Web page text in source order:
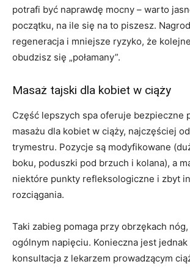
potrafi być naprawdę mocny – warto
początku, na ile się na to piszesz.
regeneracja i mniejsze ryzyko, że
obudzisz się „połamany”.
Masaż tajski dla kobiet w ciąży
Część lepszych spa oferuje bezpieczne
masażu dla kobiet w ciąży, najczęściej
trymestru. Pozycje są modyfikowane
boku, poduszki pod brzuch i kolana), a
niektóre punkty refleksologiczne i zbyt
rozciągania.
Taki zabieg pomaga przy obrzękach
ogólnym napięciu. Konieczna jest
konsultacja z lekarzem prowadzącym